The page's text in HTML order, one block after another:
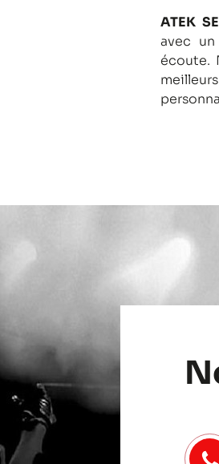
ATEK
avec
écoute.